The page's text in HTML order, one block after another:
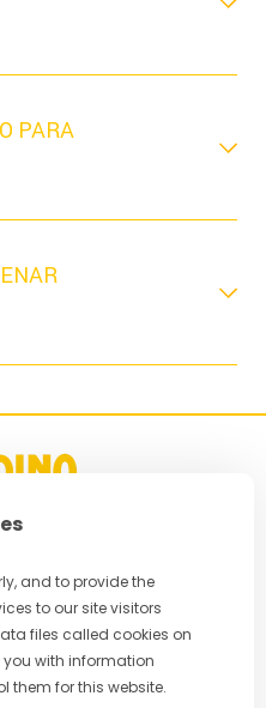
and to provide the
to our site visitors
files called cookies on
with information
them for this website.
PARA